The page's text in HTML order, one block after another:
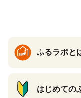
ふるラボと
はじめての